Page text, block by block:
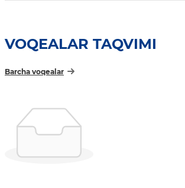
VOQEALAR TAQVIMI
Barcha voqealar